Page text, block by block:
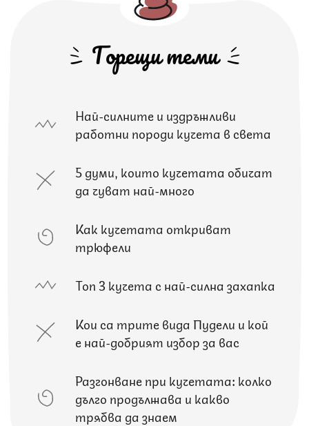
Горещи теми
Най-силните и издръжливи
работни породи кучета в света
5 думи, които кучетата обичат
да чуват най-много
Как кучетата откриват
трюфели
Топ 3 кучета с най-силна захапка
Кои са трите вида Пудели и кой
е най-добрият избор за вас
Разгонване при кучетата: колко
дълго продължава и какво
трябва да знаем